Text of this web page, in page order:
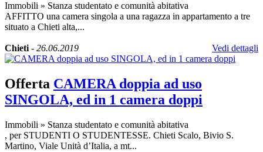
Immobili » Stanza studentato e comunità abitativa
AFFITTO una camera singola a una ragazza in appartamento a tre
situato a Chieti alta,...
Chieti- 26.06.2019 Vedi dettagli
Offerta CAMERA doppia ad uso
SINGOLA, ed in 1 camera doppi
Immobili » Stanza studentato e comunità abitativa
, per STUDENTI O STUDENTESSE. Chieti Scalo, Bivio S.
Martino, Viale Unità d’Italia, a mt...